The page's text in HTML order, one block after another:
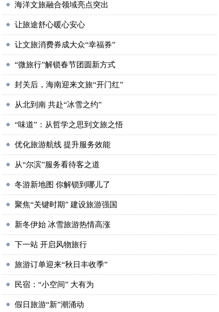
海洋文旅融合领域亮点突出
让旅途舒心暖心安心
让文旅消费券成大众“幸福券”
“微旅行”解锁春节团圆新方式
封关后，海南迎来文旅“开门红”
从北到南 共赴“冰雪之约”
“味道”：从哲学之思到文旅之悟
优化旅游航线 提升服务效能
从“尔滨”服务看待客之道
冬游新地图 你解锁到哪儿了
聚焦“关键时期” 建设旅游强国
新冬伊始 冰雪旅游热情高涨
下一站 开启风物旅行
旅游订单迎来“秋日丰收季”
民宿：“小空间” 大有为
假日旅游“新”潮涌动